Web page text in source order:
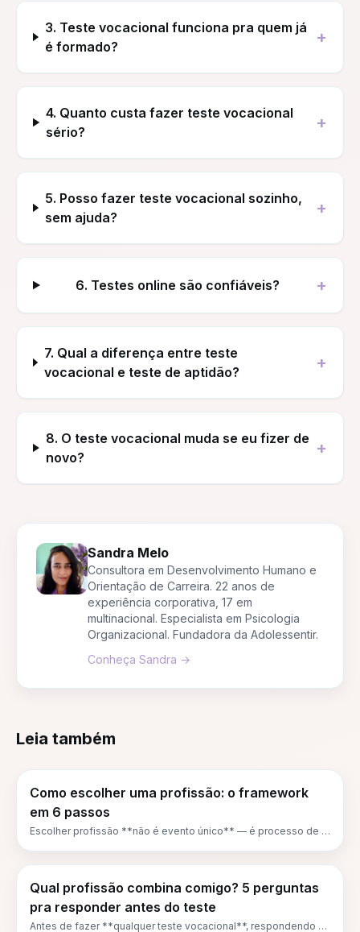
3. Teste vocacional funciona pra quem já
é formado?
+
4. Quanto custa fazer teste vocacional
sério?
+
5. Posso fazer teste vocacional sozinho,
sem ajuda?
+
6. Testes online são confiáveis? +
7. Qual a diferença entre teste
vocacional e teste de aptidão?
+
8. O teste vocacional muda se eu fizer de
novo?
+
Sandra Melo
Consultora em Desenvolvimento Humano e
Orientação de Carreira. 22 anos de
experiência corporativa, 17 em
multinacional. Especialista em Psicologia
Organizacional. Fundadora da Adolessentir.
Conheça Sandra →
Leia também
Como escolher uma profissão: o framework
em 6 passos
Escolher profissão **não é evento único** — é processo de 6
passo tem ação concreta.
Qual profissão combina comigo? 5 perguntas
pra responder antes do teste
Antes de fazer **qualquer teste vocacional**, respondendo 5